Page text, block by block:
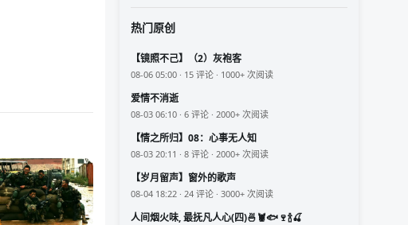
热门原创
【镜照不己】（2）灰袍客
08-06 05:00 · 15 评论 · 1000+ 次阅读
爱情不消逝
08-03 06:10 · 6 评论 · 2000+ 次阅读
【情之所归】08：心事无人知
08-03 20:11 · 8 评论 · 2000+ 次阅读
【岁月留声】窗外的歌声
08-04 18:22 · 24 评论 · 3000+ 次阅读
人间烟火味, 最抚凡人心(四)🍜🦞🐟🍷🍾🍒